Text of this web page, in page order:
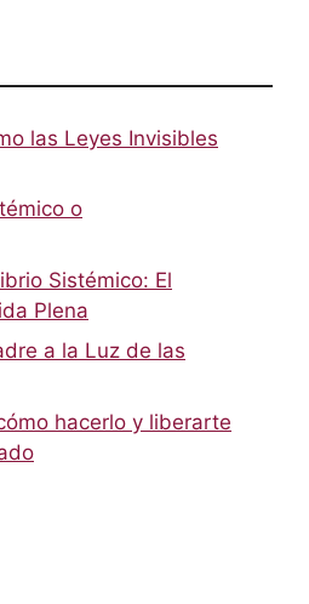
las Leyes Invisibles
o
Sistémico: El
Plena
a la Luz de las
hacerlo y liberarte